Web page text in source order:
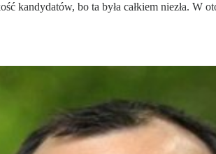
kandydatów, bo ta była całkiem niezła.